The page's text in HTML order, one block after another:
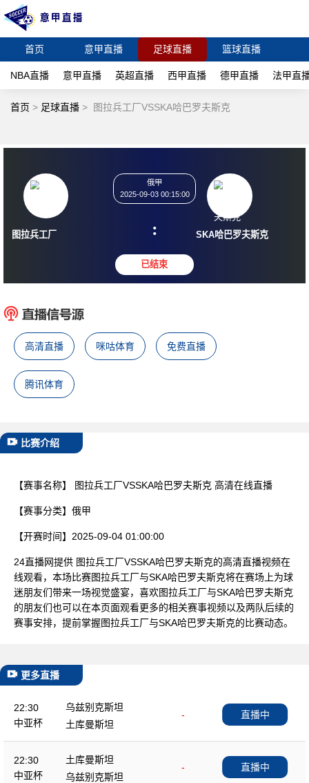
首页 意甲直播 足球直播 篮球直播
NBA直播 意甲直播 英超直播 西甲直播 德甲直播 法甲直
首页 > 足球直播 > 图拉兵工厂VSSKA哈巴罗夫斯克
图拉兵工厂
2025-09-03 00:15:00
: SKA哈巴罗夫
高清直播 咪咕体育 免费直播
腾讯体育
比赛介绍
【赛事名称】 图拉兵工厂VSSKA哈巴罗夫斯克 高清在线直播
【赛事分类】 俄甲
【开赛时间】 2025-09-04 01:00:00
24直播网提供 图拉兵工厂VSSKA哈巴罗夫斯克的高清直播视频在
线观看，本场比赛图拉兵工厂与SKA哈巴罗夫斯克将在赛场上为球
迷朋友们带来一场视觉盛宴，喜欢图拉兵工厂与SKA哈巴罗夫斯克
的朋友们也可以在本页面观看更多的相关赛事视频以及两队后续的
赛事安排，提前掌握图拉兵工厂与SKA哈巴罗夫斯克的比赛动态。
更多直播
22:30
中亚杯
乌兹别克斯坦
-
土库曼斯坦
直播中
22:30
中亚杯
土库曼斯坦
-
乌兹别克斯坦
直播中